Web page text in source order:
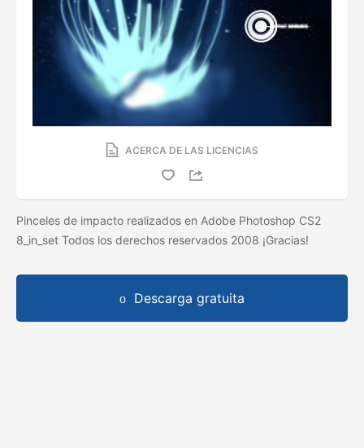
ACERCA DE LAS LICENCIAS
Pinceles de impacto realizados en Adobe Photoshop CS2
8_in_set Todos los derechos reservados 2008 ¡Gracias!
Descarga gratuita